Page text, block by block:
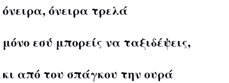
όνειρα, όνειρα τρελά
μόνο εσύ μπορείς να ταξιδέψεις,
κι από του σπάγκου την ουρά